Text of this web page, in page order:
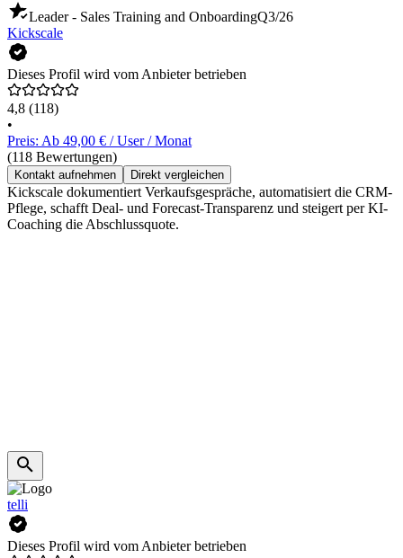
Leader - Sales Training and OnboardingQ3/26
Kickscale
Dieses Profil wird vom Anbieter betrieben
4,8 (118)
•
Preis: Ab 49,00 € / User / Monat
(118 Bewertungen)
Kontakt aufnehmen Direkt vergleichen
Kickscale dokumentiert Verkaufsgespräche, automatisiert die CRM-
Pflege, schafft Deal- und Forecast-Transparenz und steigert per KI-
Coaching die Abschlussquote.
telli
Dieses Profil wird vom Anbieter betrieben